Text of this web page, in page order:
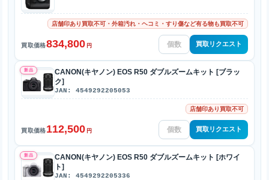
店舗印あり買取不可・外箱汚れ・ヘコミ・すり傷など有る物も買取不可
買取価格834,800 円 買取リクエスト
新品
CANON(キヤノン) EOS R50 ダブルズームキット [ブラッ
ク]
JAN: 4549292205053
店舗印あり買取不可
買取価格112,500 円 買取リクエスト
新品
CANON(キヤノン) EOS R50 ダブルズームキット [ホワイ
ト]
JAN: 4549292205336